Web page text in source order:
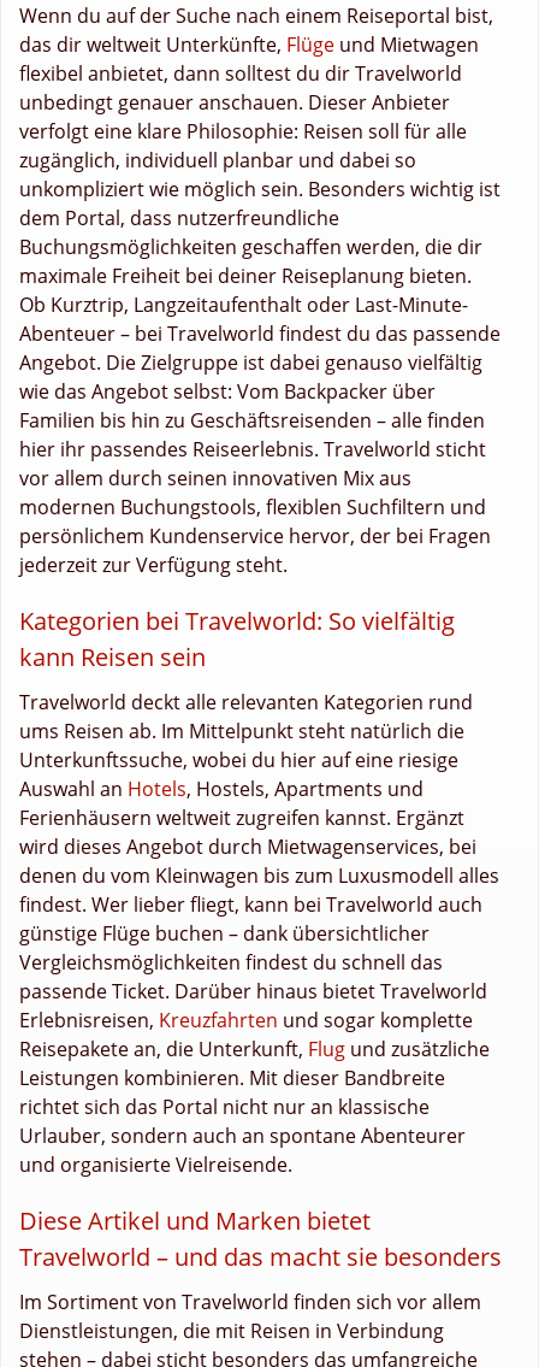
Wenn du auf der Suche nach einem Reiseportal bist,
das dir weltweit Unterkünfte, Flüge und Mietwagen
flexibel anbietet, dann solltest du dir Travelworld
unbedingt genauer anschauen. Dieser Anbieter
verfolgt eine klare Philosophie: Reisen soll für alle
zugänglich, individuell planbar und dabei so
unkompliziert wie möglich sein. Besonders wichtig ist
dem Portal, dass nutzerfreundliche
Buchungsmöglichkeiten geschaffen werden, die dir
maximale Freiheit bei deiner Reiseplanung bieten.
Ob Kurztrip, Langzeitaufenthalt oder Last-Minute-
Abenteuer – bei Travelworld findest du das passende
Angebot. Die Zielgruppe ist dabei genauso vielfältig
wie das Angebot selbst: Vom Backpacker über
Familien bis hin zu Geschäftsreisenden – alle finden
hier ihr passendes Reiseerlebnis. Travelworld sticht
vor allem durch seinen innovativen Mix aus
modernen Buchungstools, flexiblen Suchfiltern und
persönlichem Kundenservice hervor, der bei Fragen
jederzeit zur Verfügung steht.
Kategorien bei Travelworld: So vielfältig
kann Reisen sein
Travelworld deckt alle relevanten Kategorien rund
ums Reisen ab. Im Mittelpunkt steht natürlich die
Unterkunftssuche, wobei du hier auf eine riesige
Auswahl an Hotels, Hostels, Apartments und
Ferienhäusern weltweit zugreifen kannst. Ergänzt
wird dieses Angebot durch Mietwagenservices, bei
denen du vom Kleinwagen bis zum Luxusmodell alles
findest. Wer lieber fliegt, kann bei Travelworld auch
günstige Flüge buchen – dank übersichtlicher
Vergleichsmöglichkeiten findest du schnell das
passende Ticket. Darüber hinaus bietet Travelworld
Erlebnisreisen, Kreuzfahrten und sogar komplette
Reisepakete an, die Unterkunft, Flug und zusätzliche
Leistungen kombinieren. Mit dieser Bandbreite
richtet sich das Portal nicht nur an klassische
Urlauber, sondern auch an spontane Abenteurer
und organisierte Vielreisende.
Diese Artikel und Marken bietet
Travelworld – und das macht sie besonders
Im Sortiment von Travelworld finden sich vor allem
Dienstleistungen, die mit Reisen in Verbindung
stehen – dabei sticht besonders das umfangreiche